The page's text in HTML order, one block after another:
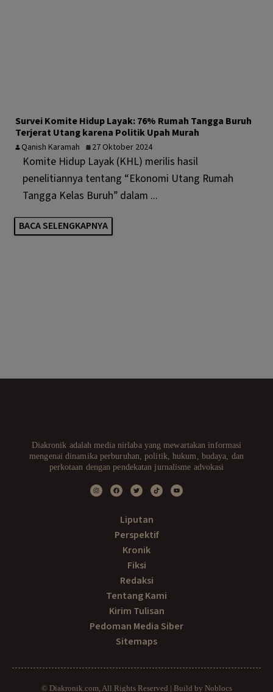
Survei Komite Hidup Layak: 76% Rumah Tangga Buruh
Terjerat Utang karena Politik Upah Murah
Qanish Karamah 27 Oktober 2024
Komite Hidup Layak (KHL) merilis hasil
penelitiannya tentang “Ekonomi Utang Rumah
Tangga Kelas Buruh” dalam ...
BACA SELENGKAPNYA
Diakronik adalah media nirlaba yang mewartakan informasi
mengenai dinamika perburuhan, politik, hukum, budaya, dan
perkotaan dengan pendekatan jurnalisme advokasi
Liputan
Perspektif
Kronik
Fiksi
Redaksi
Tentang Kami
Kirim Tulisan
Pedoman Media Siber
Sitemaps
© Diakronik.com, All Rights Reserved | Build by Noblocs